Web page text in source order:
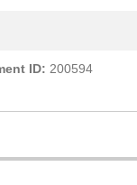
ID: 200594